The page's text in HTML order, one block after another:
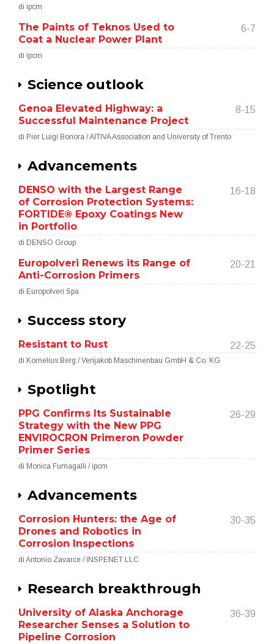
di ipcm
The Paints of Teknos Used to
Coat a Nuclear Power Plant
6-7
di ipcm
Science outlook
Genoa Elevated Highway: a
Successful Maintenance Project
8-15
di Pier Luigi Bonora / AITIVA Association and University of Trento
Advancements
DENSO with the Largest Range
of Corrosion Protection Systems:
FORTIDE® Epoxy Coatings New
in Portfolio
16-18
di DENSO Group
Europolveri Renews its Range of
Anti-Corrosion Primers
20-21
di Europolveri Spa
Success story
Resistant to Rust 22-25
di Kornelius Berg / Venjakob Maschinenbau GmbH & Co. KG
Spotlight
PPG Confirms Its Sustainable
Strategy with the New PPG
ENVIROCRON Primeron Powder
Primer Series
26-29
di Monica Fumagalli / ipcm
Advancements
Corrosion Hunters: the Age of
Drones and Robotics in
Corrosion Inspections
30-35
di Antonio Zavarce / INSPENET LLC
Research breakthrough
University of Alaska Anchorage
Researcher Senses a Solution to
Pipeline Corrosion
36-39